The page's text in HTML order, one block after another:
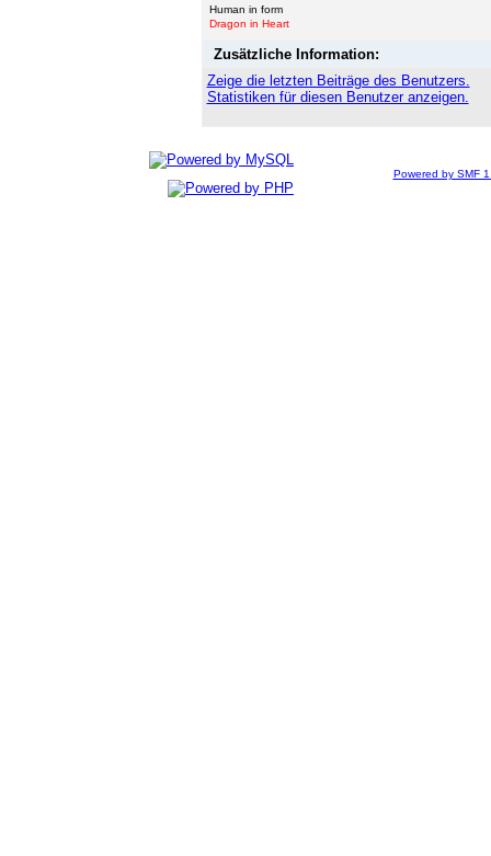
Human in form
Dragon in Heart
Zusätzliche Information:
Zeige die letzten Beiträge des Benutzers.
Statistiken für diesen Benutzer anzeigen.
Powered by SMF